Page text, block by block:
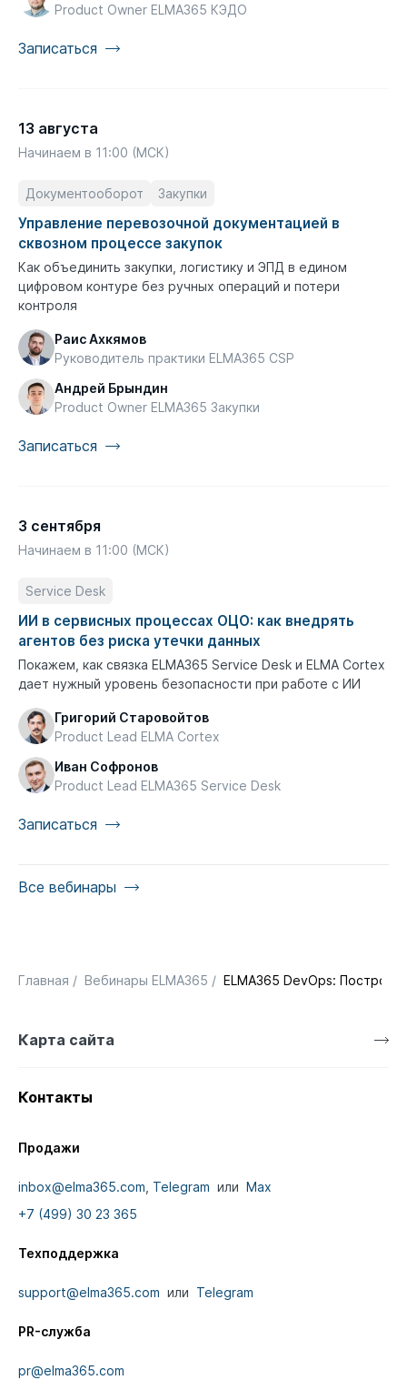
Product Owner ELMA365 КЭДО
Записаться
13 августа
Начинаем в 11:00 (МСК)
Документооборот Закупки
Управление перевозочной документацией в
сквозном процессе закупок
Как объединить закупки, логистику и ЭПД в едином
цифровом контуре без ручных операций и потери
контроля
Раис Ахкямов
Руководитель практики ELMA365 CSP
Андрей Брындин
Product Owner ELMA365 Закупки
Записаться
3 сентября
Начинаем в 11:00 (МСК)
Service Desk
ИИ в сервисных процессах ОЦО: как внедрять
агентов без риска утечки данных
Покажем, как связка ELMA365 Service Desk и ELMA Cortex
дает нужный уровень безопасности при работе с ИИ
Григорий Старовойтов
Product Lead ELMA Cortex
Иван Софронов
Product Lead ELMA365 Service Desk
Записаться
Все вебинары
Главная / Вебинары ELMA365 / ELMA365 DevOps:
Карта сайта
Контакты
Продажи
inbox@elma365.com Telegram или Max
+7 (499) 30 23 365
Техподдержка
support@elma365.com или Telegram
PR-служба
pr@elma365.com